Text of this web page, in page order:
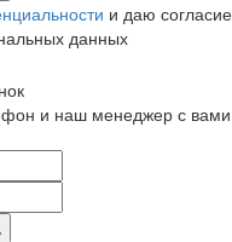
и даю согласие
данных
и наш менеджер с вами